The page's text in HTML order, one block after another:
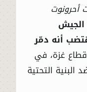
أحرونوت
الجيش
أنه دمّر
غزة، في
البنية التحتية